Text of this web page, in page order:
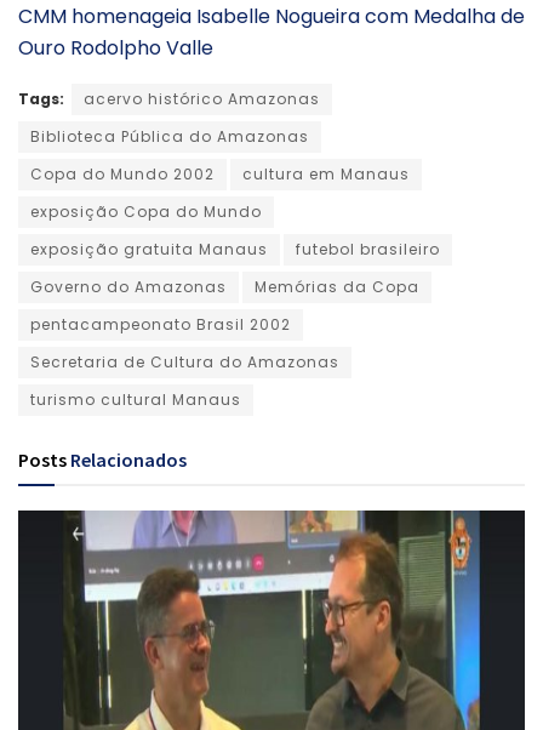
CMM homenageia Isabelle Nogueira com Medalha de
Ouro Rodolpho Valle
Tags:
acervo histórico Amazonas
Biblioteca Pública do Amazonas
Copa do Mundo 2002
cultura em Manaus
exposição Copa do Mundo
exposição gratuita Manaus
futebol brasileiro
Governo do Amazonas
Memórias da Copa
pentacampeonato Brasil 2002
Secretaria de Cultura do Amazonas
turismo cultural Manaus
Posts Relacionados